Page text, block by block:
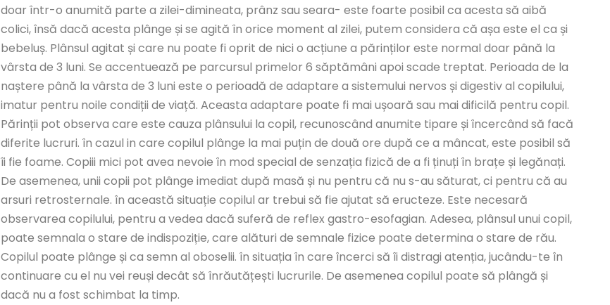
doar într-o anumită parte a zilei-dimineata, prânz sau seara- este foarte posibil ca acesta să aibă
colici, însă dacă acesta plânge și se agită în orice moment al zilei, putem considera că așa este el ca și
bebeluș. Plânsul agitat și care nu poate fi oprit de nici o acțiune a părinților este normal doar până la
vârsta de 3 luni. Se accentuează pe parcursul primelor 6 săptămâni apoi scade treptat. Perioada de la
naștere până la vârsta de 3 luni este o perioadă de adaptare a sistemului nervos și digestiv al copilului,
imatur pentru noile condiții de viață. Aceasta adaptare poate fi mai ușoară sau mai dificilă pentru copil.
Părinții pot observa care este cauza plânsului la copil, recunoscând anumite tipare și încercând să facă
diferite lucruri. în cazul in care copilul plânge la mai puțin de două ore după ce a mâncat, este posibil să
îi fie foame. Copiii mici pot avea nevoie în mod special de senzația fizică de a fi ținuți în brațe și legănați.
De asemenea, unii copii pot plânge imediat după masă și nu pentru că nu s-au săturat, ci pentru că au
arsuri retrosternale. în această situație copilul ar trebui să fie ajutat să eructeze. Este necesară
observarea copilului, pentru a vedea dacă suferă de reflex gastro-esofagian. Adesea, plânsul unui copil,
poate semnala o stare de indispoziție, care alături de semnale fizice poate determina o stare de rău.
Copilul poate plânge și ca semn al oboselii. în situația în care încerci să îi distragi atenția, jucându-te în
continuare cu el nu vei reuși decât să înrăutățești lucrurile. De asemenea copilul poate să plângă și
dacă nu a fost schimbat la timp.